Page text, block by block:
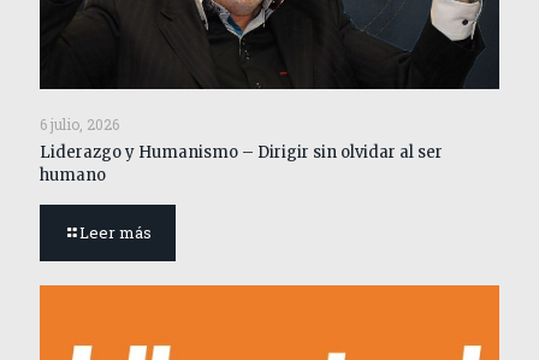
6 julio, 2026
Liderazgo y Humanismo – Dirigir sin olvidar al ser
humano
Leer más